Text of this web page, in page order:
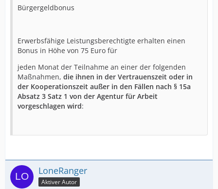
Bürgergeldbonus
Erwerbsfähige Leistungsberechtigte erhalten einen
Bonus in Höhe von 75 Euro für
jeden Monat der Teilnahme an einer der folgenden
Maßnahmen, die ihnen in der Vertrauenszeit oder in
der Kooperationszeit außer in den Fällen nach § 15a
Absatz 3 Satz 1 von der Agentur für Arbeit
vorgeschlagen wird:
LoneRanger
Aktiver Autor